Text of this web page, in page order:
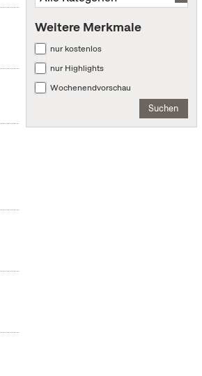
Weitere Merkmale
nur kostenlos
nur Highlights
Wochenendvorschau
Suchen